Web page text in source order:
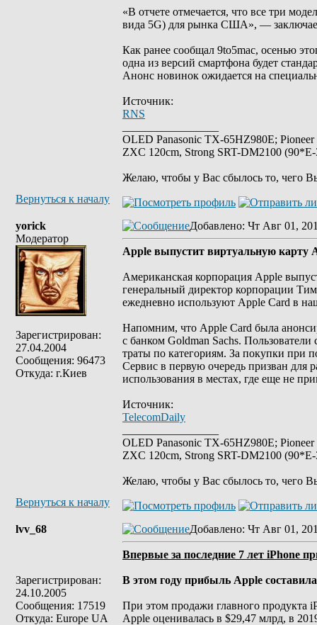
«В отчете отмечается, что все три
вида 5G) для рынка США», —
Как ранее сообщал 9to5mac, осенью
одна из версий смартфона будет
Анонс новинок ожидается на
Источник:
RNS
OLED Panasonic TX-65HZ980E;
ZXC 120cm, Strong SRT-DM2100
Желаю, чтобы у Вас сбылось то, чего
Вернуться к началу
yorick
Модератор
Зарегистрирован:
27.04.2004
Сообщения: 96473
Откуда: г.Киев
Добавлено: Чт Авг 01,
Apple выпустит виртуальную карту
Американская корпорация Apple
генеральный директор корпорации
ежедневно используют Apple Card в
Напомним, что Apple Card была
с банком Goldman Sachs.
траты по категориям. За покупки при
Сервис в первую очередь призван для
использования в местах, где еще не
Источник:
TelecomDaily
OLED Panasonic TX-65HZ980E;
ZXC 120cm, Strong SRT-DM2100
Желаю, чтобы у Вас сбылось то, чего
Вернуться к началу
lvv_68
Зарегистрирован:
24.10.2005
Сообщения: 17519
Откуда: Europe UA
Добавлено: Чт Авг 01,
Впервые за последние 7 лет iPhone
В этом году прибыль Apple
При этом продажи главного продукта
Apple оценивалась в $29,47 млрд, в